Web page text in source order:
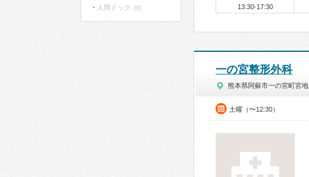
13:30-17:30
一の宮整形外科
熊本県阿蘇市一の宮町宮地
土曜（〜12:30）
人間ドック (0)